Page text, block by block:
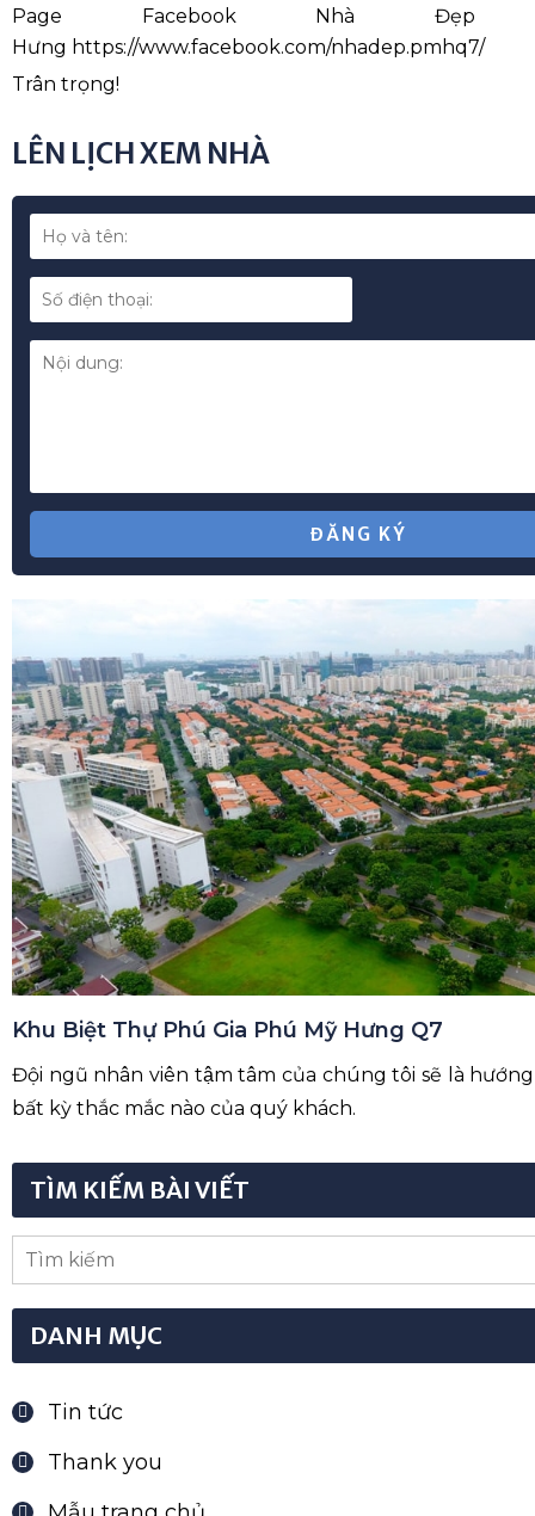
Page Facebook Nhà
Hưng https://www.facebook.com/nhadep.pmhq7/
Trân trọng!
LÊN LỊCH XEM NHÀ
ĐĂNG KÝ
Khu Biệt Thự Phú Gia Phú Mỹ Hưng Q7
Đội ngũ nhân viên tậm tâm của chúng tôi sẽ là hướng
bất kỳ thắc mắc nào của quý khách.
TÌM KIẾM BÀI VIẾT
DANH MỤC
Tin tức
Thank you